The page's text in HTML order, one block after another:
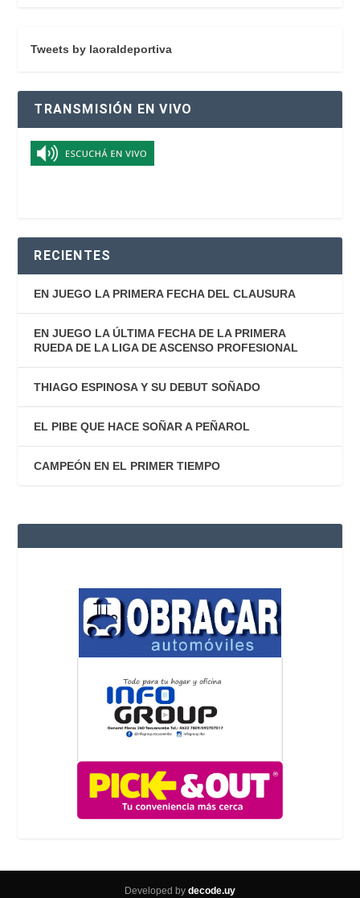
Tweets by laoraldeportiva
TRANSMISIÓN EN VIVO
RECIENTES
EN JUEGO LA PRIMERA FECHA DEL CLAUSURA
EN JUEGO LA ÚLTIMA FECHA DE LA PRIMERA
RUEDA DE LA LIGA DE ASCENSO PROFESIONAL
THIAGO ESPINOSA Y SU DEBUT SOÑADO
EL PIBE QUE HACE SOÑAR A PEÑAROL
CAMPEÓN EN EL PRIMER TIEMPO
Developed by decode.uy